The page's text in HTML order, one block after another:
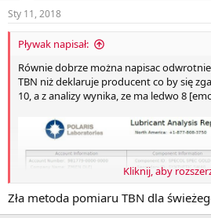
Sty 11, 2018
Pływak napisał:
Równie dobrze można napisac
TBN niż deklaruje producent co by się
10, a z analizy wynika, ze ma ledwo 8
Kliknij, aby
Zła metoda pomiaru TBN dla